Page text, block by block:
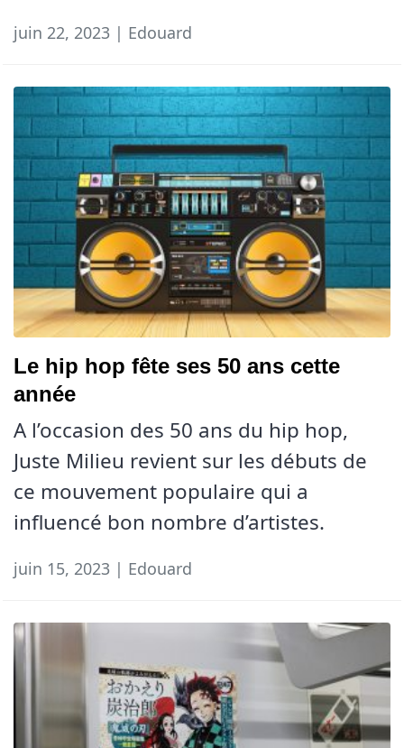
juin 22, 2023 | Edouard
Le hip hop fête ses 50 ans cette
année
A l’occasion des 50 ans du hip hop,
Juste Milieu revient sur les débuts de
ce mouvement populaire qui a
influencé bon nombre d’artistes.
juin 15, 2023 | Edouard